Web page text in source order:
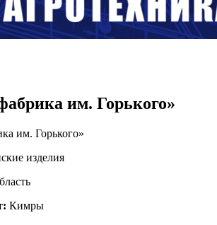
им. Горького»
изделия
Кимры